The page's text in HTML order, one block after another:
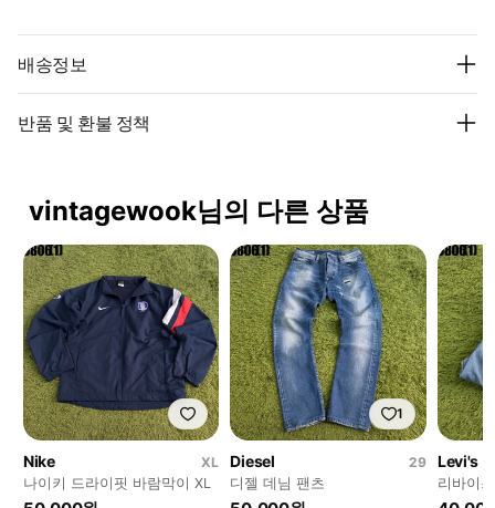
배송정보
반품 및 환불 정책
vintagewook님의 다른 상품
Nike
XL
나이키 드라이핏 바람막이 XL
1
Diesel
29
디젤 데님 팬츠
Levi's
리바이